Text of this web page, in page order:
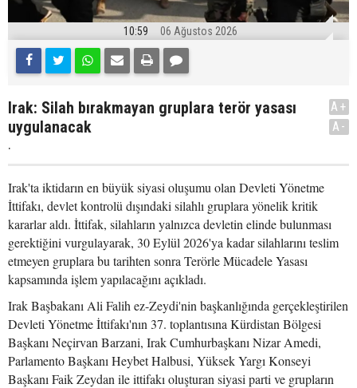
10:59 06 Ağustos 2026
Irak: Silah bırakmayan gruplara terör yasası
uygulanacak
.
A+
A-
Irak'ta iktidarın en büyük siyasi oluşumu olan Devleti Yönetme
İttifakı, devlet kontrolü dışındaki silahlı gruplara yönelik kritik
kararlar aldı. İttifak, silahların yalnızca devletin elinde bulunması
gerektiğini vurgulayarak, 30 Eylül 2026'ya kadar silahlarını teslim
etmeyen gruplara bu tarihten sonra Terörle Mücadele Yasası
kapsamında işlem yapılacağını açıkladı.
Irak Başbakanı Ali Falih ez-Zeydi'nin başkanlığında gerçekleştirilen
Devleti Yönetme İttifakı'nın 37. toplantısına Kürdistan Bölgesi
Başkanı Neçirvan Barzani, Irak Cumhurbaşkanı Nizar Amedi,
Parlamento Başkanı Heybet Halbusi, Yüksek Yargı Konseyi
Başkanı Faik Zeydan ile ittifakı oluşturan siyasi parti ve grupların